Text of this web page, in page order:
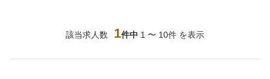
該当求人数 1件中 1 〜 10件 を表示
五反田